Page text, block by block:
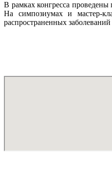
В рамках конгресса
На симпозиумах и мастер-
распространенных